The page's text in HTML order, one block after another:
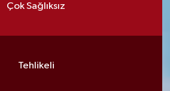
Çok Sağlıksız
Tehlikeli